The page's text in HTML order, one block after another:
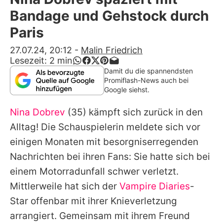
Alle Themen auf Promiflash
App runterladen
Team
Redaktionelle Richtlinien
Impressum
Datenschutzerklärung
Nutzungsbedingungen
Utiq verwalten
Bandage und Gehstock durch
Paris
27.07.24, 20:12 - Malin Friedrich
Lesezeit: 2 min
Damit du die spannendsten
Promiflash-News auch bei
Google siehst.
Nina Dobrev (35) kämpft sich zurück in den
Alltag! Die Schauspielerin meldete sich vor
einigen Monaten mit besorgniserregenden
Nachrichten bei ihren Fans: Sie hatte sich bei
einem Motorradunfall schwer verletzt.
Mittlerweile hat sich der Vampire Diaries-
Star offenbar mit ihrer Knieverletzung
arrangiert. Gemeinsam mit ihrem Freund